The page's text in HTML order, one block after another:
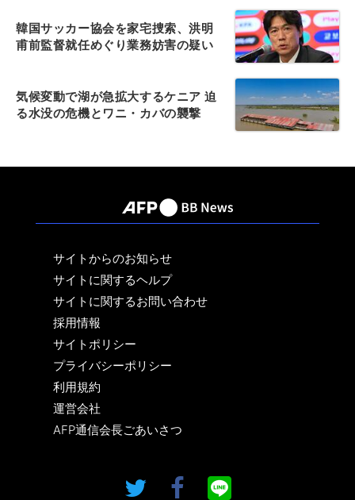
韓国サッカー協会を家宅捜索、洪明
甫前監督就任めぐり業務妨害の疑い
気候変動で湖が急拡大するケニア 迫
る水没の危機とワニ・カバの襲撃
サイトからのお知らせ
サイトに関するヘルプ
サイトに関するお問い合わせ
採用情報
サイトポリシー
プライバシーポリシー
利用規約
運営会社
AFP通信会長ごあいさつ